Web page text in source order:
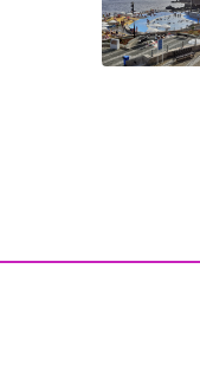
Facebook
ao